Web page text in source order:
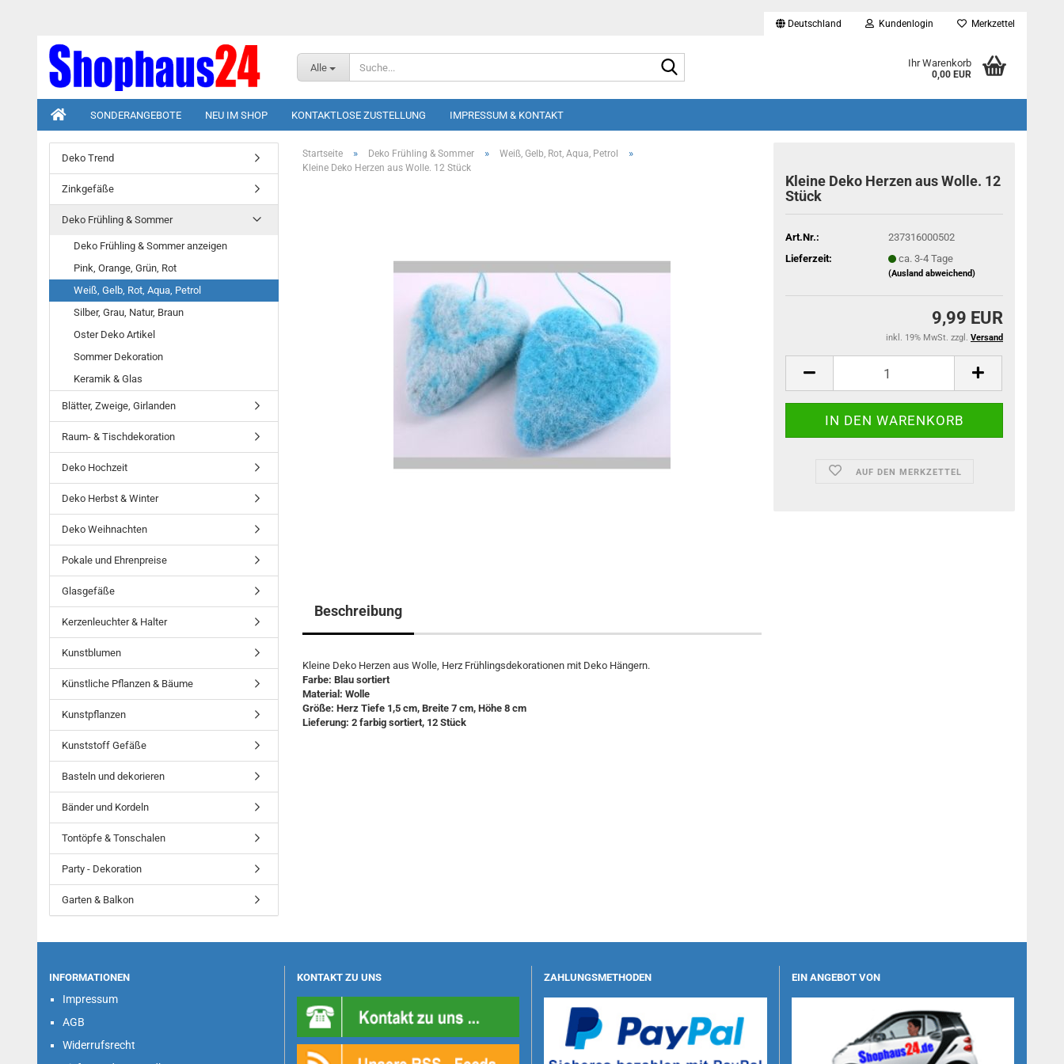
Deutschland Kundenlogin Merkzettel
Alle Ihr Warenkorb
0,00 EUR
SONDERANGEBOTE NEU IM SHOP KONTAKTLOSE ZUSTELLUNG IMPRESSUM & KONTAKT
Startseite » Deko Frühling & Sommer » Weiß, Gelb, Rot, Aqua, Petrol »
Kleine Deko Herzen aus Wolle. 12 Stück
Kleine Deko Herzen aus Wolle. 12
Stück
Art.Nr.:
237316000502
Lieferzeit:
ca. 3-4 Tage
(Ausland abweichend)
9,99 EUR
inkl. 19% MwSt. zzgl. Versand
AUF DEN MERKZETTEL
Beschreibung
Kleine Deko Herzen aus Wolle, Herz Frühlingsdekorationen mit Deko Hängern.
Farbe: Blau sortiert
​Material: Wolle
Größe: Herz Tiefe 1,5 cm, Breite 7 cm, Höhe 8 cm
​Lieferung: 2 farbig sortiert, 12 Stück
Deko Trend
Zinkgefäße
Deko Frühling & Sommer
Deko Frühling & Sommer anzeigen
Pink, Orange, Grün, Rot
Weiß, Gelb, Rot, Aqua, Petrol
Silber, Grau, Natur, Braun
Oster Deko Artikel
Sommer Dekoration
Keramik & Glas
Blätter, Zweige, Girlanden
Raum- & Tischdekoration
Deko Hochzeit
Deko Herbst & Winter
Deko Weihnachten
Pokale und Ehrenpreise
Glasgefäße
Kerzenleuchter & Halter
Kunstblumen
Künstliche Pflanzen & Bäume
Kunstpflanzen
Kunststoff Gefäße
Basteln und dekorieren
Bänder und Kordeln
Tontöpfe & Tonschalen
Party - Dekoration
Garten & Balkon
INFORMATIONEN
Impressum
AGB
Widerrufsrecht
KONTAKT ZU UNS ZAHLUNGSMETHODEN EIN ANGEBOT VON